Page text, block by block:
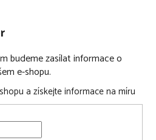
budeme zasílat informace o
e-shopu.
a získejte informace na míru